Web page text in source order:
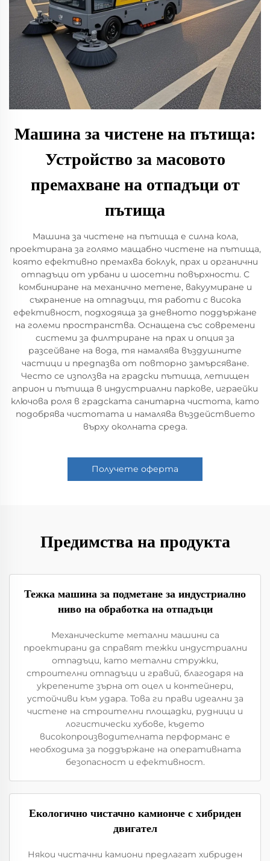
Машина за чистене на пътища:
Устройство за масовото
премахване на отпадъци от
пътища
Машина за чистене на пътища е силна кола,
проектирана за голямо мащабно чистене на пътища,
която ефективно премахва боклук, прах и органични
отпадъци от урбани и шосетни повърхности. С
комбиниране на механично метене, вакуумиране и
съхранение на отпадъци, тя работи с висока
ефективност, подходяща за дневното поддържане
на големи пространства. Оснащена със современи
системи за филтриране на прах и опция за
разсейване на вода, тя намалява въздушните
частици и предпазва от повторно замърсяване.
Често се използва на градски пътища, летищен
априон и пътища в индустриални паркове, играейки
ключова роля в градската санитарна чистота, като
подобрява чистотата и намалява въздействието
върху околната среда.
Получете оферта
Предимства на продукта
Тежка машина за подметане за индустриално
ниво на обработка на отпадъци
Механическите метални машини са
проектирани да справят тежки индустриални
отпадъци, като метални стружки,
строителни отпадъци и гравий, благодаря на
укрепените зърна от оцел и контейнери,
устойчиви към удара. Това ги прави идеални за
чистене на строителни площадки, рудници и
логистически хубове, където
високопроизводителната перформанс е
необходима за поддържане на оперативната
безопасност и ефективност.
Екологично чистачно камионче с хибриден
двигател
Някои чистачни камиони предлагат хибриден